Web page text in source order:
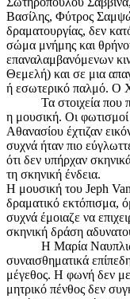
Βασίλης, Φύτρος
δραματουργίας, δεν
σώμα μνήμης και
επαναλαμβανόμενων
Θεμελή) και σε μια
ή εσωτερικό παλμό. Ο
Τα στοιχεία που
η μουσική. Οι
Αθανασίου έχτιζαν
συχνά ήταν πιο
ότι δεν υπήρχαν
τη σκηνική ένδεια.
Η μουσική του Jeph
δραματικό εκτόπισμα,
συχνά έμοιαζε να
σκηνική δράση
Η Μαρία
συναισθηματικά
μέγεθος. Η φωνή δεν
μητρικό πένθος δεν